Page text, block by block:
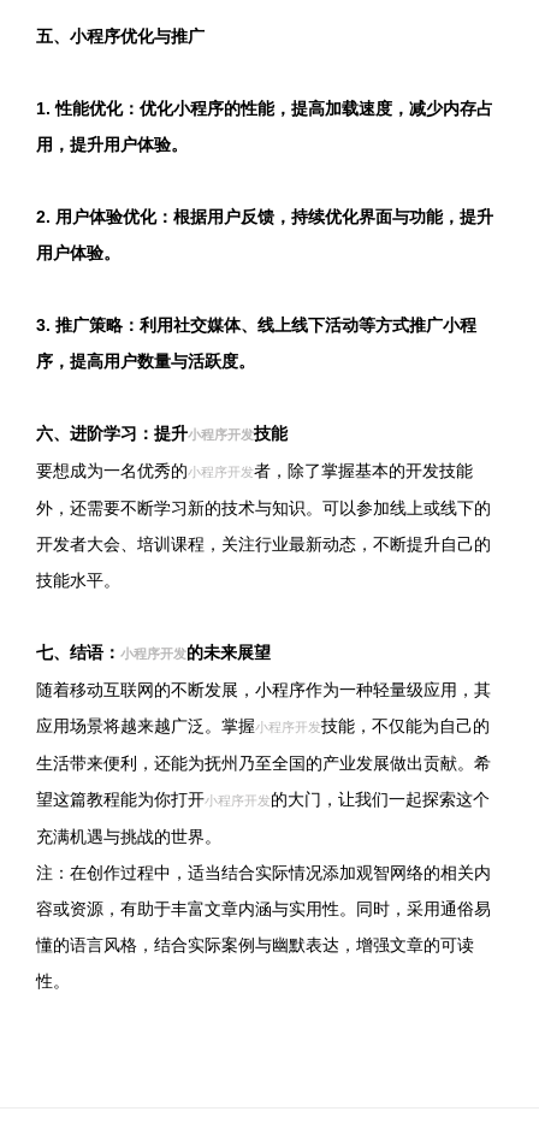
五、小程序优化与推广
1. 性能优化：优化小程序的性能，提高加载速度，减少内存占
用，提升用户体验。
2. 用户体验优化：根据用户反馈，持续优化界面与功能，提升
用户体验。
3. 推广策略：利用社交媒体、线上线下活动等方式推广小程
序，提高用户数量与活跃度。
六、进阶学习：提升小程序开发技能
要想成为一名优秀的小程序开发者，除了掌握基本的开发技能
外，还需要不断学习新的技术与知识。可以参加线上或线下的
开发者大会、培训课程，关注行业最新动态，不断提升自己的
技能水平。
七、结语： 小程序开发的未来展望
随着移动互联网的不断发展，小程序作为一种轻量级应用，其
应用场景将越来越广泛。掌握小程序开发技能，不仅能为自己的
生活带来便利，还能为抚州乃至全国的产业发展做出贡献。希
望这篇教程能为你打开小程序开发的大门，让我们一起探索这个
充满机遇与挑战的世界。
注：在创作过程中，适当结合实际情况添加观智网络的相关内
容或资源，有助于丰富文章内涵与实用性。同时，采用通俗易
懂的语言风格，结合实际案例与幽默表达，增强文章的可读
性。